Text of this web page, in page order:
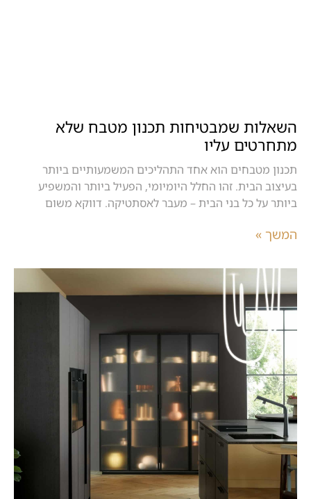
השאלות שמבטיחות תכנון מטבח שלא
מתחרטים עליו
תכנון מטבחים הוא אחד התהליכים המשמעותיים ביותר
בעיצוב הבית. זהו החלל היומיומי, הפעיל ביותר והמשפיע
ביותר על כל בני הבית – מעבר לאסתטיקה. דווקא משום
המשך »